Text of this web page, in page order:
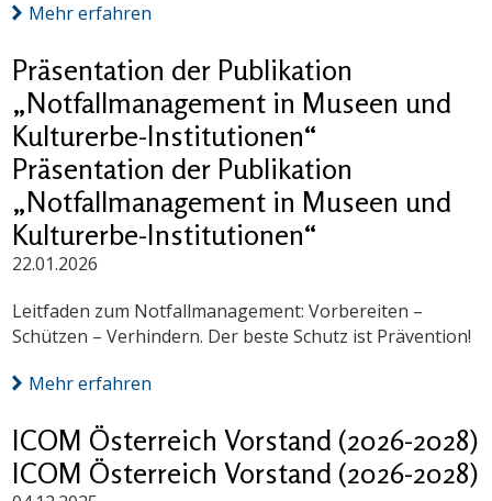
Mehr erfahren
Präsentation der Publikation
„Notfallmanagement in Museen und
Kulturerbe-Institutionen“
Präsentation der Publikation
„Notfallmanagement in Museen und
Kulturerbe-Institutionen“
22.01.2026
Leitfaden zum Notfallmanagement: Vorbereiten –
Schützen – Verhindern. Der beste Schutz ist Prävention!
Mehr erfahren
ICOM Österreich Vorstand (2026-2028)
ICOM Österreich Vorstand (2026-2028)